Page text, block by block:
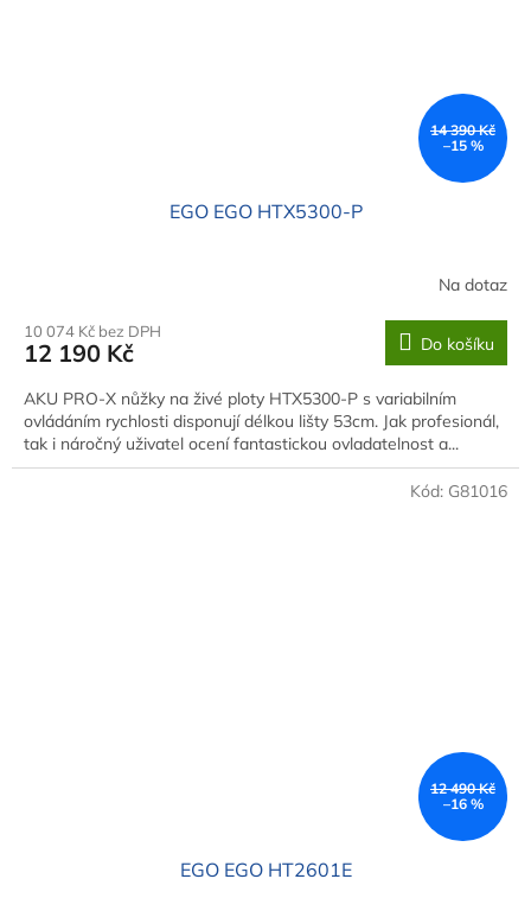
14 390 Kč
–15 %
EGO EGO HTX5300-P
Na dotaz
10 074 Kč bez DPH
12 190 Kč Do košíku
AKU PRO-X nůžky na živé ploty HTX5300-P s variabilním
ovládáním rychlosti disponují délkou lišty 53cm. Jak profesionál,
tak i náročný uživatel ocení fantastickou ovladatelnost a...
12 490 Kč
–16 %
EGO EGO HT2601E
Kód: G81016